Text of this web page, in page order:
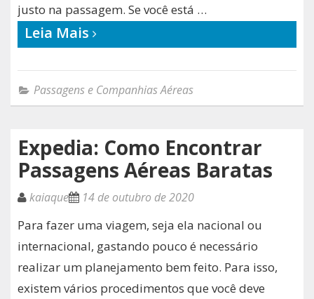
justo na passagem. Se você está …
Leia Mais
Passagens e Companhias Aéreas
Expedia: Como Encontrar
Passagens Aéreas Baratas
kaiaque 14 de outubro de 2020
Para fazer uma viagem, seja ela nacional ou
internacional, gastando pouco é necessário
realizar um planejamento bem feito. Para isso,
existem vários procedimentos que você deve